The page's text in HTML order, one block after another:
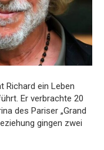
Richard ein Leben
Er verbrachte 20
des Pariser „Grand
gingen zwei